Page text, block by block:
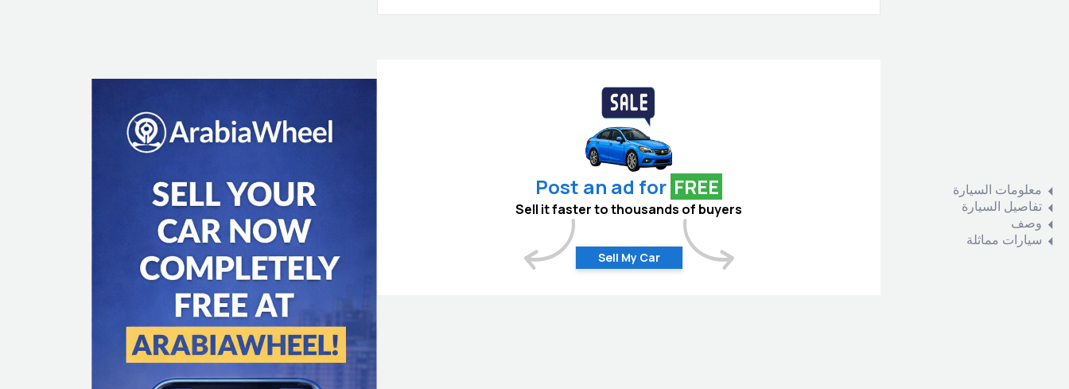
معلومات السيارة
تفاصيل السيارة
وصف
سيارات مماثلة
Post an ad for FREE
Sell it faster to thousands of buyers
Sell My Car